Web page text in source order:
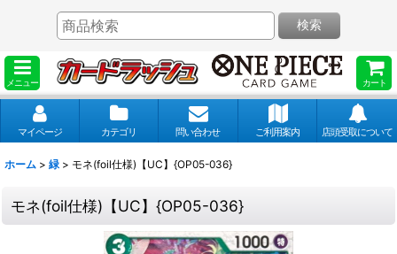
メニュー カート
検索
マイページ カテゴリ 問い合わせ ご利用案内 店頭受取について
ホーム > 緑 > モネ(foil仕様)【UC】{OP05-036}
モネ(foil仕様)【UC】{OP05-036}